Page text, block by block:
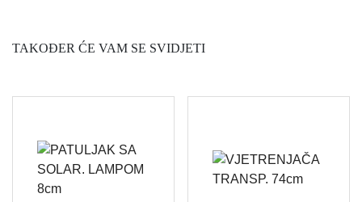
TAKOĐER ĆE VAM SE SVIDJETI